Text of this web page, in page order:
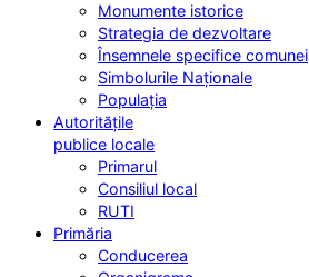
Monumente istorice
Strategia de dezvoltare
Însemnele specifice comunei
Simbolurile Naționale
Populația
Autoritățile
publice locale
Primarul
Consiliul local
RUTI
Primăria
Conducerea